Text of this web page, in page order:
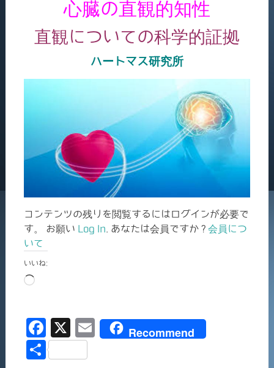
心臓の直観的知性
直観についての科学的証拠
ハートマス研究所
コンテンツの残りを閲覧するにはログインが必要で
す。 お願い Log In . あなたは会員ですか ? 会員につ
いて
いいね:
読
み
中…
F
a
X
E
Recommend
共